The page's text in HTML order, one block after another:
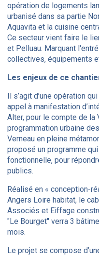
opération de logements
urbanisé dans sa partie
Aquavita et la cuisine
Ce secteur vient faire le
et Pelluau. Marquant
collectives, équipements
Les enjeux de ce
Il s’agit d’une opération
appel à manifestation
Alter, pour le compte de la
programmation urbaine
Verneau en pleine
proposé un programme
fonctionnelle, pour
publics.
Réalisé en « conception-
Angers Loire habitat, le
Associés et Eiffage
"Le Bourget" verra 3
mois.
Le projet se compose